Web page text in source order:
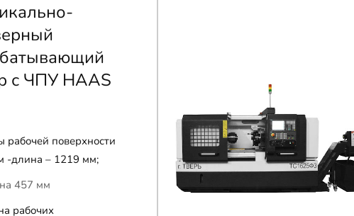
с ЧПУ HAAS
рабочей поверхности
-длина – 1219 мм;
457 мм
рабочих